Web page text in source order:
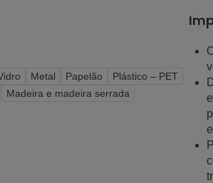
Metal Papelão
Plástico – PET
Madeira e madeira serrada